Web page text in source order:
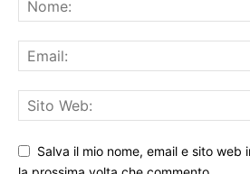
Salva il mio nome, email e sito web